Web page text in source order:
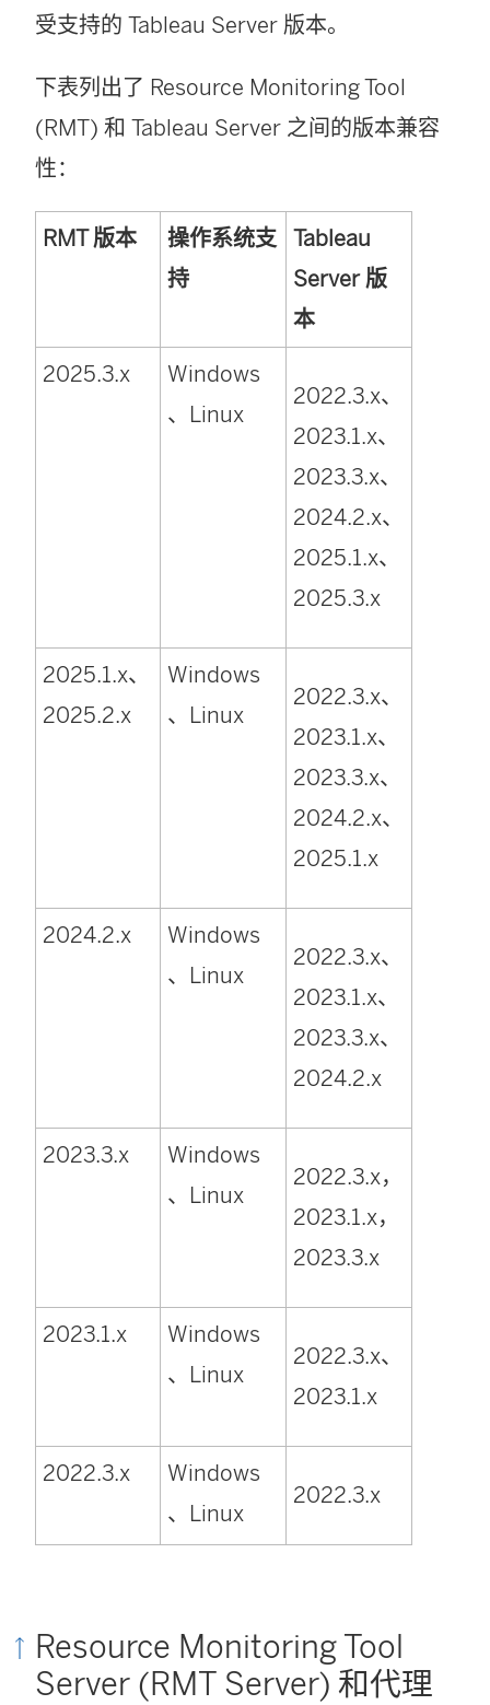
受支持的 Tableau Server 版本。
下表列出了 Resource Monitoring Tool
(RMT) 和 Tableau Server 之间的版本兼容
性：
RMT 版本
操作系统支
持
Tableau
Server版
本
2025.3.x
Windows
、Linux
2022.3.x、
2023.1.x、
2023.3.x、
2024.2.x、
2025.1.x、
2025.3.x
2025.1.x、
2025.2.x
Windows
、Linux
2022.3.x、
2023.1.x、
2023.3.x、
2024.2.x、
2025.1.x
2024.2.x
Windows
、Linux
2022.3.x、
2023.1.x、
2023.3.x、
2024.2.x
2023.3.x
Windows
、Linux
2022.3.x，
2023.1.x，
2023.3.x
2023.1.x
Windows
、Linux
2022.3.x、
2023.1.x
2022.3.x
Windows
、Linux
2022.3.x
Resource Monitoring Tool
Server (RMT Server) 和代理